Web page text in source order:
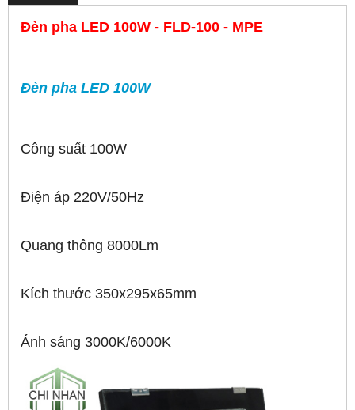
Đèn pha LED 100W - FLD-100 - MPE
Đèn pha LED 100W
Công suất 100W
Điện áp 220V/50Hz
Quang thông 8000Lm
Kích thước 350x295x65mm
Ánh sáng 3000K/6000K